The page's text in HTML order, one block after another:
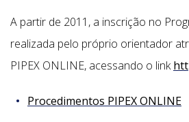
A partir de 2011, a inscrição no
realizada pelo próprio orientador
PIPEX ONLINE, acessando o link
Procedimentos PIPEX ONLINE